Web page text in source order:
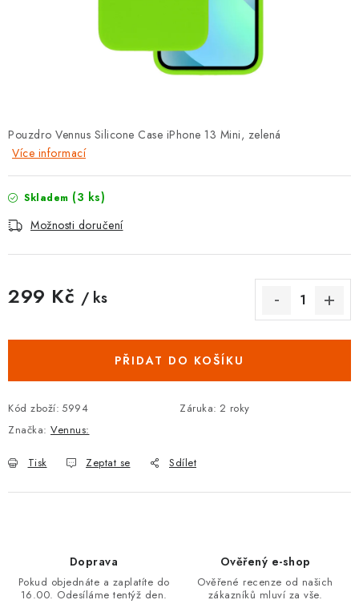
OBCHODNÍ PODMÍNKY
VRÁCENÍ ZBOŽÍ A REKLAMACE
Jak nakupovat
Obchodní podmínky
Hodnocení obchodu
Pouzdro Vennus Silicone Case iPhone 13 Mini, zelená
Více informací
Skladem (3 ks)
Možnosti doručení
299 Kč / ks
PŘIDAT DO KOŠÍKU
Kód zboží: 5994 Záruka: 2 roky
Značka: Vennus:
Tisk Zeptat se Sdílet
Doprava
Pokud objednáte a zaplatíte do
16.00. Odesíláme tentýž den.
Ověřený e-shop
Ověřené recenze od našich
zákazníků mluví za vše.